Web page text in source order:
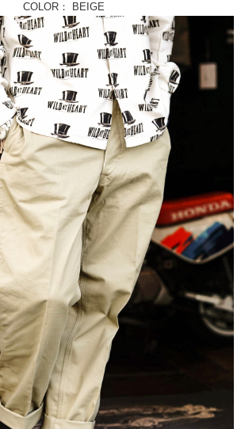
COLOR： BEIGE